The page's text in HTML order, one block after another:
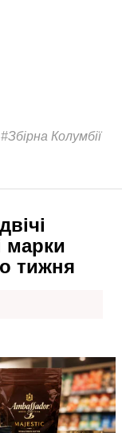
#Збірна Колумбії